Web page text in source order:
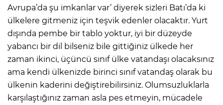
Avrupa’da şu imkanlar var’ diyerek sizleri Batı’da ki
ülkelere gitmeniz için teşvik edenler olacaktır. Yurt
dışında pembe bir tablo yoktur, iyi bir düzeyde
yabancı bir dil bilseniz bile gittiğiniz ülkede her
zaman ikinci, üçüncü sınıf ülke vatandaşı olacaksınız
ama kendi ülkenizde birinci sınıf vatandaş olarak bu
ülkenin kaderini değiştirebilirsiniz. Olumsuzluklarla
karşılaştığınız zaman asla pes etmeyin, mücadele